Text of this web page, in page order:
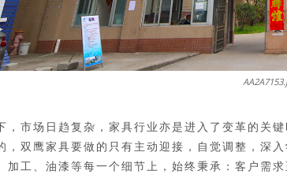
，市场日趋复杂，家具行业亦是进入了变革的关
，双鹰家具要做的只有主动迎接，自觉调整，深
加工、油漆等每一个细节上，始终秉承：客户需